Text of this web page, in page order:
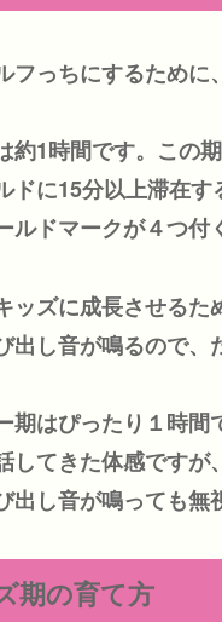
フっちにするために
約1時間です。この
ドに15分以上滞在す
ルドマークが４つ付
ッズに成長させるた
出し音が鳴るので、
期はぴったり１時間
してきた体感ですが
出し音が鳴っても無
期の育て方